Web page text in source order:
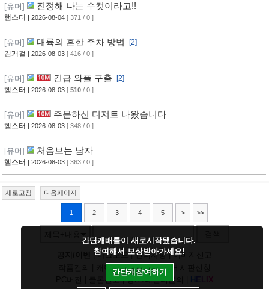
[유머] 진정해 나는 수컷이라고!!
햄스터 | 2026-08-04 [ 371 / 0 ]
[유머] 대륙의 흔한 주차 방법
[2]
김괘걸
| 2026-08-03 [ 416 / 0 ]
[유머] 긴급 와플 구출
[2]
햄스터
| 2026-08-03 [ 510 / 0 ]
[유머] 주문하신 디저트 나왔습니다
햄스터 | 2026-08-03 [ 348 / 0 ]
[유머] 처음보는 남자
햄스터 | 2026-08-03 [ 363 / 0 ]
새로고침 다음페이지
1 2 3 4 5 > >>
|다크모드|건의사항|이미지신고
캐릭건의|기타디비|
클론신고|정지/패널티문의 H X
간단캐배틀이 새로시작됐습니다.
참여해서 보상받아가세요!
간단캐참여하기